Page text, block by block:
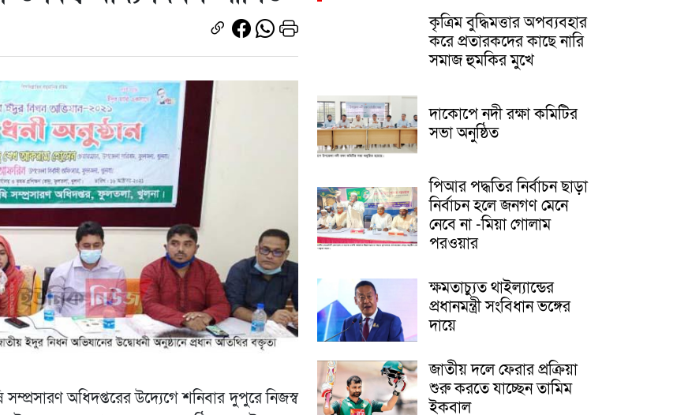
অধিদপ্তরের উদ্যেগে শনিবার দুপুরে নিজস্ব
কৃত্রিম বুদ্ধিমত্তার অপব্যবহার
করে প্রতারকদের কাছে নারি
সমাজ হুমকির মুখে
দাকোপে নদী রক্ষা কমিটির
সভা অনুষ্ঠিত
পিআর পদ্ধতির নির্বাচন ছাড়া
নির্বাচন হলে জনগণ মেনে
নেবে না -মিয়া গোলাম
পরওয়ার
ক্ষমতাচ্যুত থাইল্যান্ডের
প্রধানমন্ত্রী সংবিধান ভঙ্গের
দায়ে
জাতীয় দলে ফেরার প্রক্রিয়া
শুরু করতে যাচ্ছেন তামিম
ইকবাল